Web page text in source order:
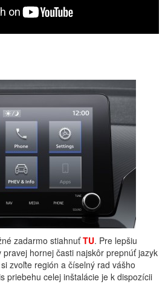
zadarmo stiahnuťTU. Pre lepšiu
hornej časti najskôr prepnúť jazyk
zvoľte región a číselný rad vášho
priebehu celej inštalácie je k dispozícii